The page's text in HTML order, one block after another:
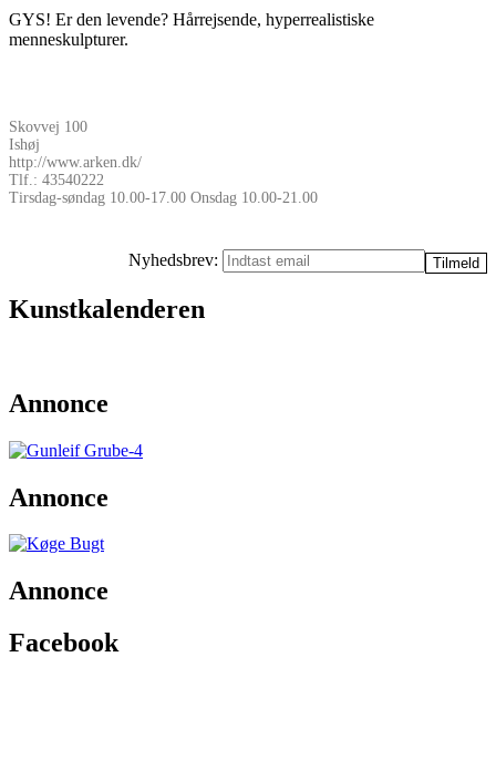
GYS! Er den levende? Hårrejsende, hyperrealistiske
menneskulpturer.
Skovvej 100
Ishøj
http://www.arken.dk/
Tlf.: 43540222
Tirsdag-søndag 10.00-17.00 Onsdag 10.00-21.00
Nyhedsbrev:
Kunstkalenderen
Annonce
Annonce
Annonce
Facebook